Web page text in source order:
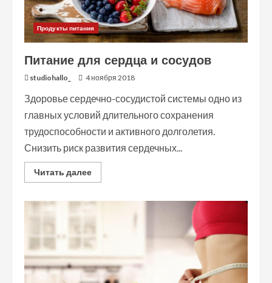
Продукты питания
Питание для сердца и сосудов
studiohallo_ 4 ноября 2018
Здоровье сердечно-сосудистой системы одно из
главных условий длительного сохранения
трудоспособности и активного долголетия.
Снизить риск развития сердечных...
Читать далееRead
more
для
сосудов